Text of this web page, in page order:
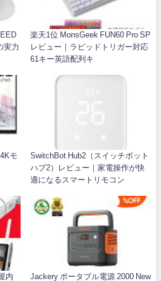
実力
楽天1位 MonsGeek FUN60 Pro SP
レビュー｜ラピッドトリガー対応
61キー英語配列キ
モ
SwitchBot Hub2（スイッチボット
ハブ2）レビュー｜家電操作が快
適になるスマートリモコン
内 Jackery ポータブル電源 2000 New